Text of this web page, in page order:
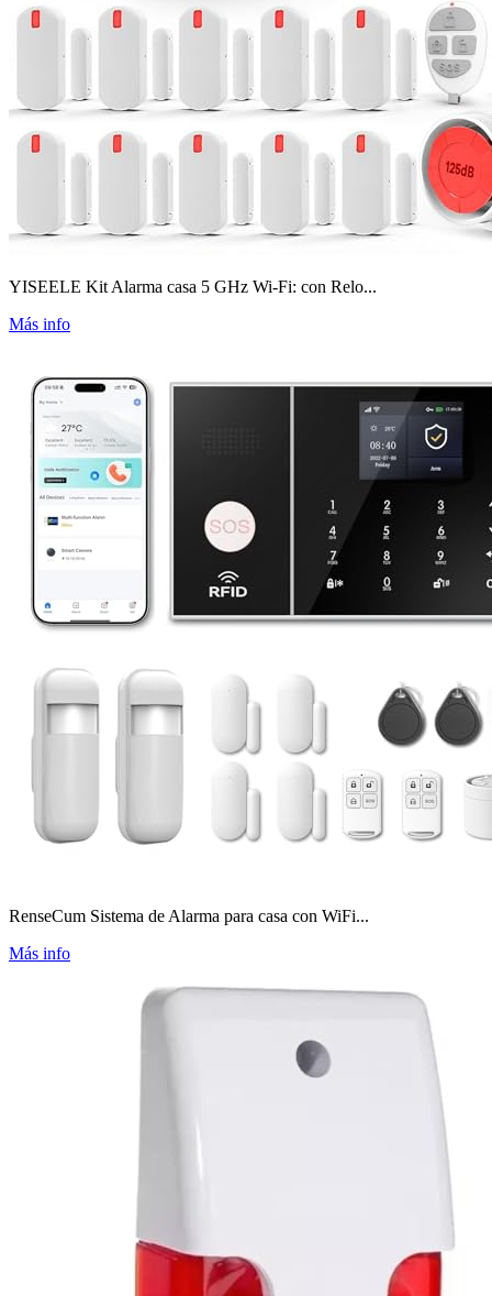
YISEELE Kit Alarma casa 5 GHz Wi-Fi: con Relo...
Más info
RenseCum Sistema de Alarma para casa con WiFi...
Más info